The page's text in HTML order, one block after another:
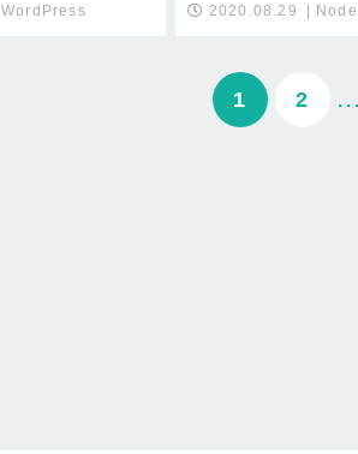
WordPress 2020.08.29
1 2 ...